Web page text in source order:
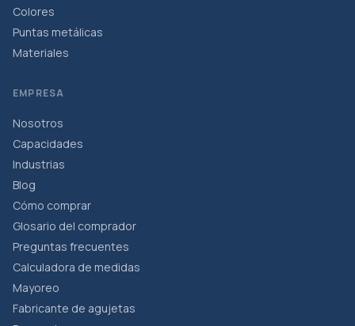
Colores
Puntas metálicas
Materiales
EMPRESA
Nosotros
Capacidades
Industrias
Blog
Cómo comprar
Glosario del comprador
Preguntas frecuentes
Calculadora de medidas
Mayoreo
Fabricante de agujetas